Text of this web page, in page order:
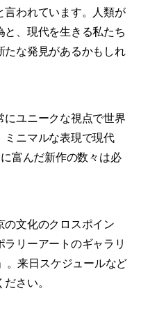
言われています。人類が
、現代を生きる私たち
たな発見があるかもしれ
にユニークな視点で世界
ミニマルな表現で現代
富んだ新作の数々は必
の⽂化のクロスポイン
ラリーアートのギャラリ
。来日スケジュールなど
さい。